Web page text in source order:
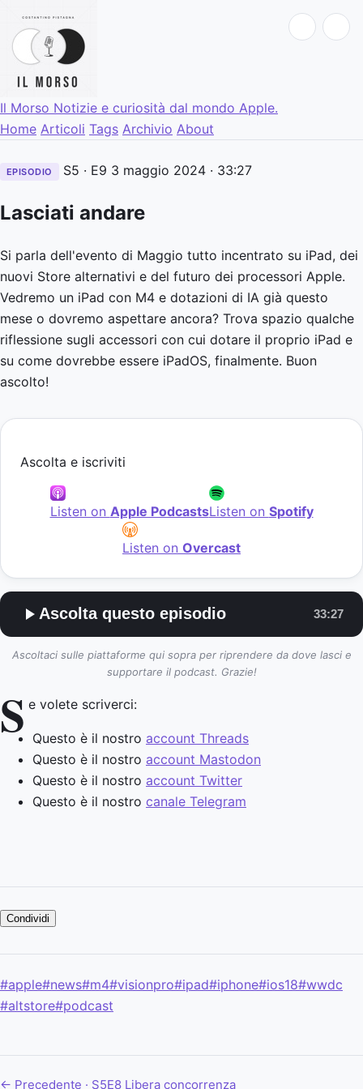
Il Morso Notizie e curiosità dal mondo Apple.
Home Articoli Tags Archivio About
EPISODIO S5 · E9 3 maggio 2024 · 33:27
Lasciati andare
Si parla dell'evento di Maggio tutto incentrato su iPad, dei
nuovi Store alternativi e del futuro dei processori Apple.
Vedremo un iPad con M4 e dotazioni di IA già questo
mese o dovremo aspettare ancora? Trova spazio qualche
riflessione sugli accessori con cui dotare il proprio iPad e
su come dovrebbe essere iPadOS, finalmente. Buon
ascolto!
Ascolta e iscriviti
Listen on Apple PodcastsListen on Spotify
Listen on Overcast
Ascolta questo episodio 33:27
Ascoltaci sulle piattaforme qui sopra per riprendere da dove lasci e
supportare il podcast. Grazie!
S e volete scriverci:
Questo è il nostro account Threads
Questo è il nostro account Mastodon
Questo è il nostro account Twitter
Questo è il nostro canale Telegram
Condividi
#apple#news#m4#visionpro#ipad#iphone#ios18#wwdc
#altstore#podcast
← Precedente · S5E8 Libera concorrenza